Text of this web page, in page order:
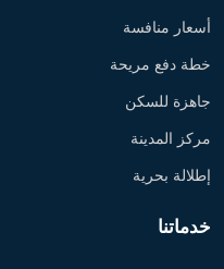
أسعار منافسة
خطة دفع مريحة
جاهزة للسكن
مركز المدينة
إطلالة بحرية
خدماتنا